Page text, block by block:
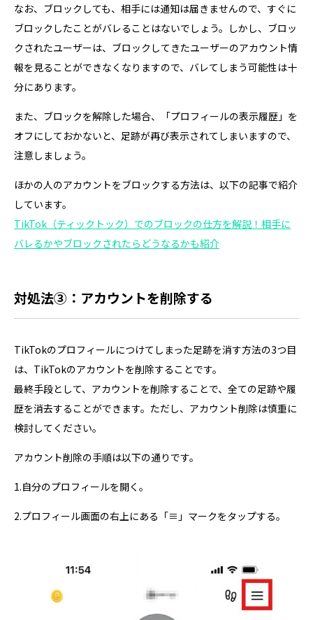
なお、ブロックしても、相手には通知は届きませんので、すぐに
ブロックしたことがバレることはないでしょう。しかし、ブロッ
クされたユーザーは、ブロックしてきたユーザーのアカウント情
報を見ることができなくなりますので、バレてしまう可能性は十
分にあります。
また、ブロックを解除した場合、「プロフィールの表示履歴」を
オフにしておかないと、足跡が再び表示されてしまいますので、
注意しましょう。
ほかの人のアカウントをブロックする方法は、以下の記事で紹介
しています。
TikTok（ティックトック）でのブロックの仕方を解説！相手に
バレるかやブロックされたらどうなるかも紹介
対処法③：アカウントを削除する
TikTokのプロフィールにつけてしまった足跡を消す方法の3つ目
は、TikTokのアカウントを削除することです。
最終手段として、アカウントを削除することで、全ての足跡や履
歴を消去することができます。ただし、アカウント削除は慎重に
検討してください。
アカウント削除の手順は以下の通りです。
1.自分のプロフィールを開く。
2.プロフィール画面の右上にある「≡」マークをタップする。